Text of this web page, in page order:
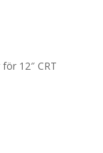
12″ CRT